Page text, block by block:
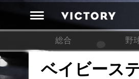
総合 野
ベイビース